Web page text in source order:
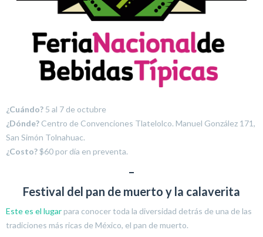
¿Cuándo? 5 al 7 de octubre
¿Dónde? Centro de Convenciones Tlatelolco. Manuel González 171,
San Simón Tolnahuac.
¿Costo?$60 por día en preventa.
–
Festival del pan de muerto y la calaverita
Este es el lugar para conocer toda la diversidad detrás de una de las
tradiciones más ricas de México, el pan de muerto.